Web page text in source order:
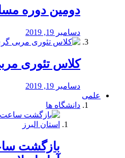
دومین دوره
دسامبر 19, 2019
کلاس تئوری مربی
دسامبر 19, 2019
علمی
دانشگاه ها
بازگشت